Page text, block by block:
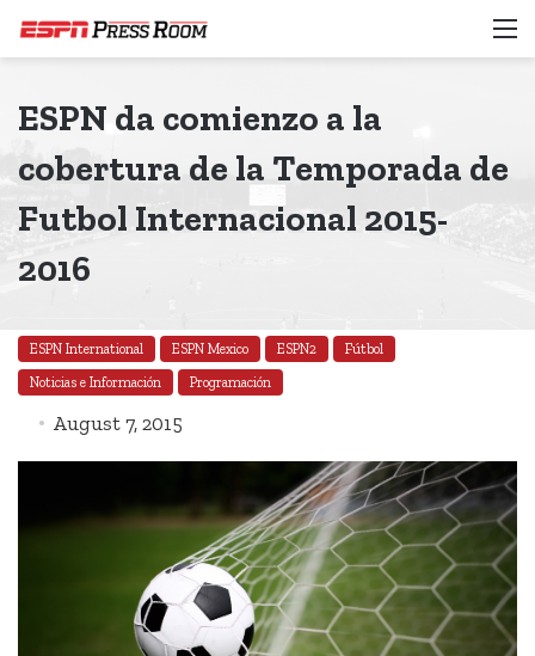
ESPN da comienzo a la
cobertura de la Temporada de
Futbol Internacional 2015-
2016
ESPN International ESPN Mexico ESPN2
Fútbol
Noticias e Información
Programación
August 7, 2015